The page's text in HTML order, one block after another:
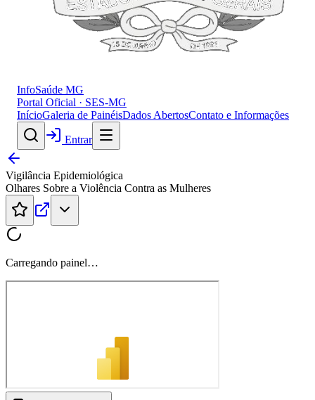
InfoSaúde MG
Portal Oficial · SES-MG
InícioGaleria de PainéisDados AbertosContato e Informações
Entrar
Vigilância Epidemiológica
Olhares Sobre a Violência Contra as Mulheres
Carregando painel…